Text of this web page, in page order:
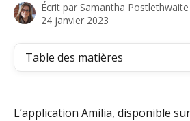
Écrit par Samantha Postlethwaite
24 janvier 2023
Table des matières
L’application Amilia, disponible sur